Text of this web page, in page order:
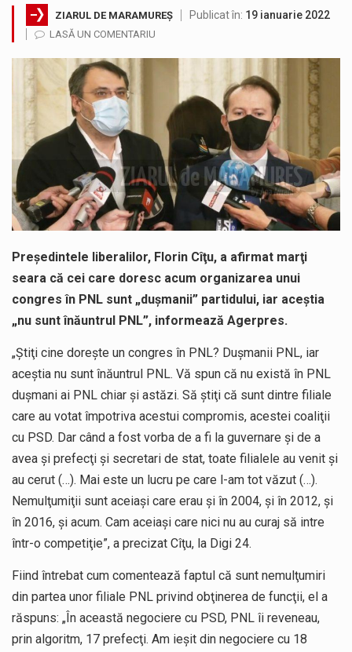
Testarea independentă a sistemului e-Terra, realizată de STS, DNSC și Cyberint, a mai parcurs o rundă de evaluare. Un număr…
Vremea va fi caniculară. Disconfortul termic va fi accentuat, iar indicele temperatură-umezeală (ITU) va depăși pragul critic de 80 de…
Pe scurt. Statuia lui PINTEA VITEAZU din fața Jandarmeriei Maramures a ajuns să fie zilele acestea mărul discordiei între administrații.…
Noile statii de călători, achizitionate la preț de garsonieră per bucată, dezamăgesc total cetățenii care folosesc mijloacele de transport în…
ZIARUL DE MARAMUREȘ Publicat în: 19 ianuarie 2022
LASĂ UN COMENTARIU
Preşedintele liberalilor, Florin Cîţu, a afirmat marţi
seara că cei care doresc acum organizarea unui
congres în PNL sunt „duşmanii” partidului, iar aceştia
„nu sunt înăuntrul PNL”, informează Agerpres.
„Ştiţi cine doreşte un congres în PNL? Duşmanii PNL, iar
aceştia nu sunt înăuntrul PNL. Vă spun că nu există în PNL
duşmani ai PNL chiar şi astăzi. Să ştiţi că sunt dintre filiale
care au votat împotriva acestui compromis, acestei coaliţii
cu PSD. Dar când a fost vorba de a fi la guvernare şi de a
avea şi prefecţi şi secretari de stat, toate filialele au venit şi
au cerut (…). Mai este un lucru pe care l-am tot văzut (…).
Nemulţumiţii sunt aceiaşi care erau şi în 2004, şi în 2012, şi
în 2016, şi acum. Cam aceiaşi care nici nu au curaj să intre
într-o competiţie”, a precizat Cîţu, la Digi 24.
Fiind întrebat cum comentează faptul că sunt nemulţumiri
din partea unor filiale PNL privind obţinerea de funcţii, el a
răspuns: „În această negociere cu PSD, PNL îi reveneau,
prin algoritm, 17 prefecţi. Am ieşit din negociere cu 18